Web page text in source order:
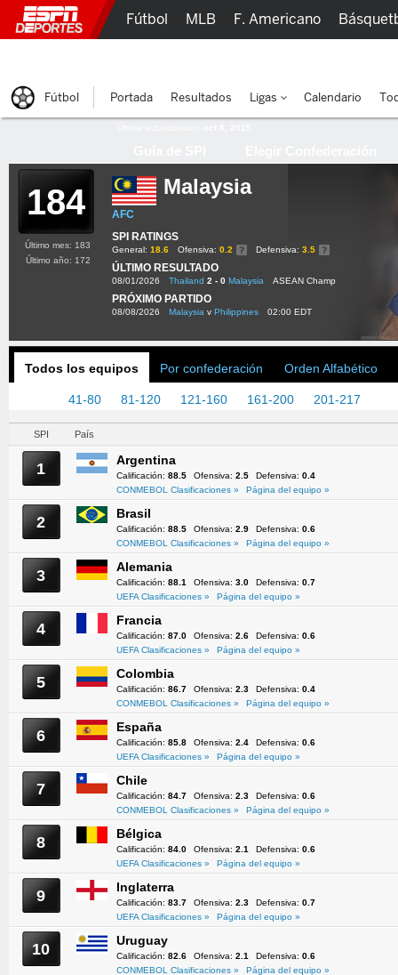
184 Malaysia
AFC
SPI RATINGS
General: 18.6 Ofensiva: 0.2 Defensiva: 3.5
ÚLTIMO RESULTADO
08/01/2026 Thailand 2 - 0 Malaysia ASEAN Champ
PRÓXIMO PARTIDO
08/08/2026 Malaysia v Philippines 02:00 EDT
Último mes: 183
Último año: 172
Todos los equipos Por confederación Orden Alfabético
41-80 81-120 121-160 161-200 201-217
SPI País
1 Argentina
Calificación: 88.5 Ofensiva: 2.5 Defensiva: 0.4
CONMEBOL Clasificaciones »
Página del equipo »
2 Brasil
Calificación: 88.5 Ofensiva: 2.9 Defensiva: 0.6
CONMEBOL Clasificaciones »
Página del equipo »
3 Alemania
Calificación: 88.1 Ofensiva: 3.0 Defensiva: 0.7
UEFA Clasificaciones »
Página del equipo »
4 Francia
Calificación: 87.0 Ofensiva: 2.6 Defensiva: 0.6
UEFA Clasificaciones »
Página del equipo »
5 Colombia
Calificación: 86.7 Ofensiva: 2.3 Defensiva: 0.4
CONMEBOL Clasificaciones »
Página del equipo »
6 España
Calificación: 85.8 Ofensiva: 2.4 Defensiva: 0.6
UEFA Clasificaciones »
Página del equipo »
7 Chile
Calificación: 84.7 Ofensiva: 2.3 Defensiva: 0.6
CONMEBOL Clasificaciones »
Página del equipo »
8 Bélgica
Calificación: 84.0 Ofensiva: 2.1 Defensiva: 0.6
UEFA Clasificaciones »
Página del equipo »
9 Inglaterra
Calificación: 83.7 Ofensiva: 2.3 Defensiva: 0.7
UEFA Clasificaciones »
Página del equipo »
10 Uruguay
Calificación: 82.6 Ofensiva: 2.1 Defensiva: 0.6
CONMEBOL Clasificaciones »
Página del equipo »
Fútbol MLB F. Americano
Fútbol Portada Resultados Ligas Calendario